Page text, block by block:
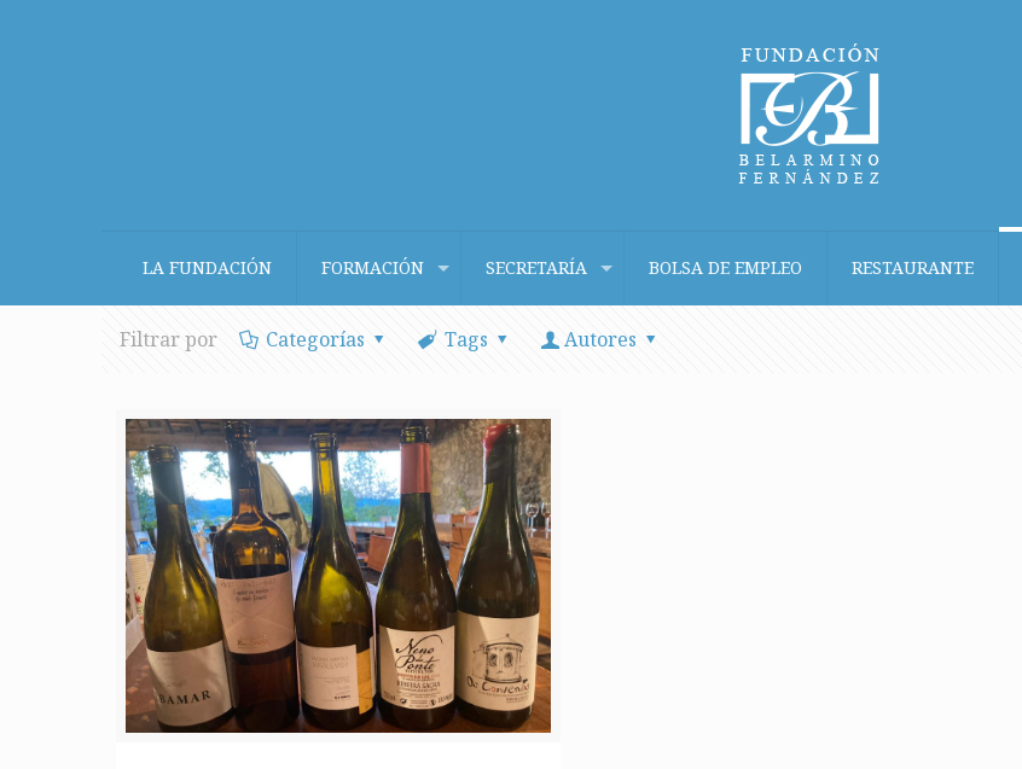
LA FUNDACIÓN FORMACIÓN SECRETARÍA BOLSA DE EMPLEO RESTAURANTE
Filtrar por Categorías Tags Autores